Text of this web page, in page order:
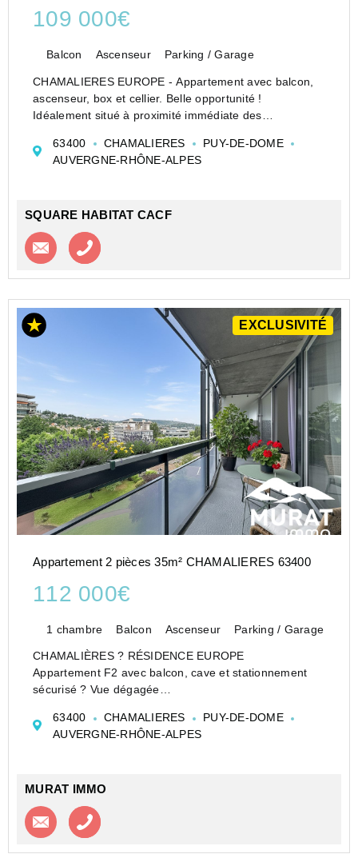
109 000€
Balcon Ascenseur Parking / Garage
CHAMALIERES EUROPE - Appartement avec balcon,
ascenseur, box et cellier. Belle opportunité !
Idéalement situé à proximité immédiate des
appartement offre un beau potentiel après quelques
travaux de rafraîchissemen...
63400 CHAMALIERES
PUY-DE-DOME
AUVERGNE-RHÔNE-ALPES
SQUARE HABITAT CACF
Contacter l'agence
EXCLUSIVITÉ
Appartement 2 pièces 35m² CHAMALIERES 63400
112 000€
1 chambre Balcon Ascenseur Parking / Garage
CHAMALIÈRES ? RÉSIDENCE EUROPE
Appartement F2 avec balcon, cave et stationnement
sécurisé ? Vue dégagée
Chamalières, découvrez cet appartement 2 pièces de
35 m² habitables, situé au 5? étage sur 9 avec asc...
63400 CHAMALIERES
PUY-DE-DOME
AUVERGNE-RHÔNE-ALPES
MURAT IMMO
Contacter l'agence